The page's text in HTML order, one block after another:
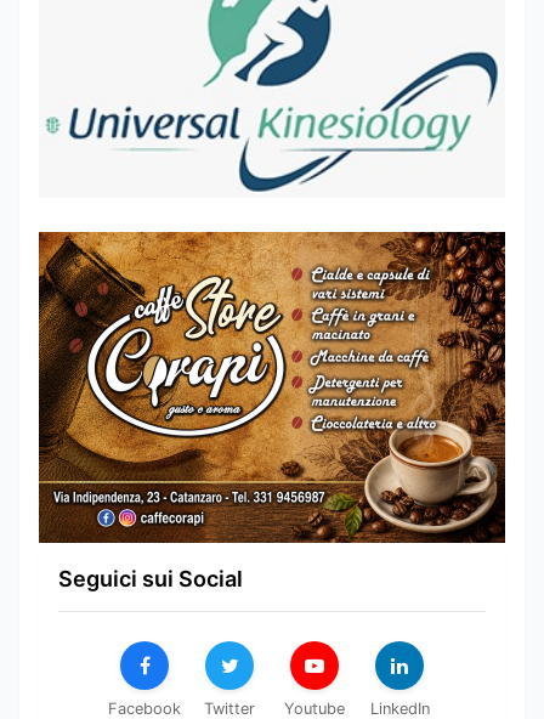
Seguici sui Social
Facebook Twitter Youtube LinkedIn